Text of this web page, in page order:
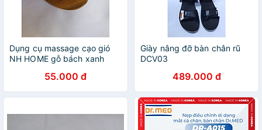
Dụng cụ massage cạo gió
NH HOME gỗ bách xanh
55.000 đ
Giày nâng đỡ bàn chân rũ
DCV03
489.000 đ